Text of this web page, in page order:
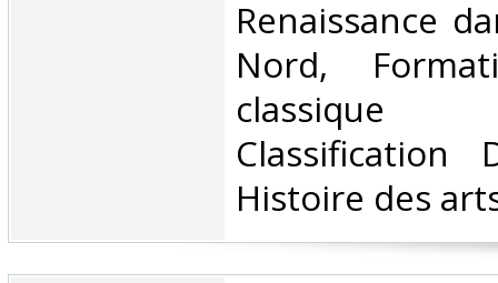
Renaissance
Nord,
classique
Classification
Histoire des